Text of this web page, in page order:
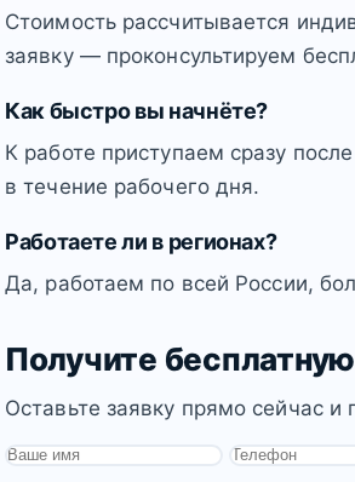
Стоимость рассчитывается
заявку — проконсультируем
Как быстро вы начнёте?
К работе приступаем сразу
в течение рабочего дня.
Работаете ли в регионах?
Да, работаем по всей России,
Получите
Оставьте заявку прямо сейчас и